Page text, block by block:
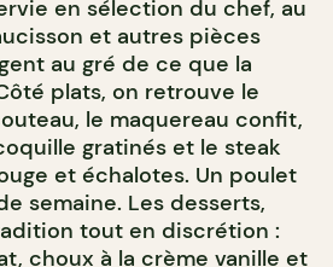
en sélection du chef, au
et autres pièces
au gré de ce que la
plats, on retrouve le
le maquereau confit,
gratinés et le steak
et échalotes. Un poulet
semaine. Les desserts,
tout en discrétion :
choux à la crème vanille et